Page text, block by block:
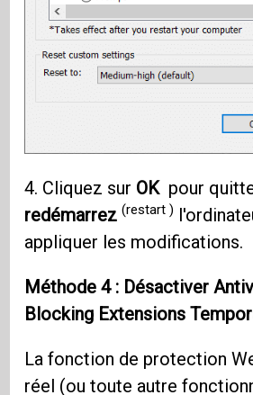
4. Cliquez sur OK pour
redémarrez(restart )
appliquer les modifications.
Méthode 4 : Désactiver
Blocking Extensions
La fonction de protection
réel (ou toute autre